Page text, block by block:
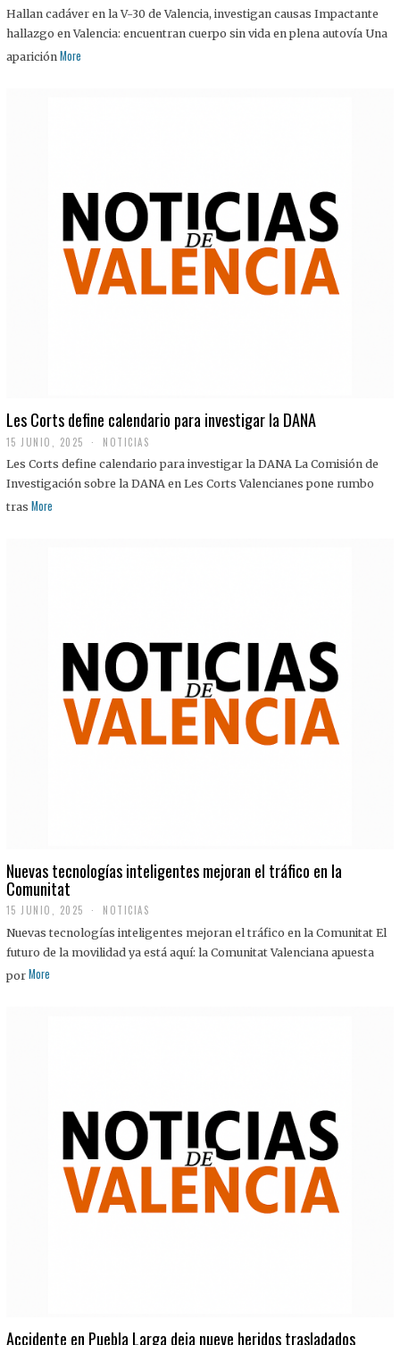
Hallan cadáver en la V-30 de Valencia, investigan causas Impactante
hallazgo en Valencia: encuentran cuerpo sin vida en plena autovía Una
aparición More
Les Corts define calendario para investigar la DANA
15 JUNIO, 2025 NOTICIAS
Les Corts define calendario para investigar la DANA La Comisión de
Investigación sobre la DANA en Les Corts Valencianes pone rumbo
tras More
Nuevas tecnologías inteligentes mejoran el tráfico en la
Comunitat
15 JUNIO, 2025 NOTICIAS
Nuevas tecnologías inteligentes mejoran el tráfico en la Comunitat El
futuro de la movilidad ya está aquí: la Comunitat Valenciana apuesta
por More
Accidente en Puebla Larga deja nueve heridos trasladados